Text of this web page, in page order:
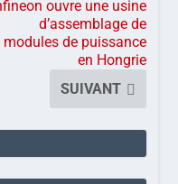
ouvre une usine
d’assemblage de
modules de puissance
en Hongrie
SUIVANT